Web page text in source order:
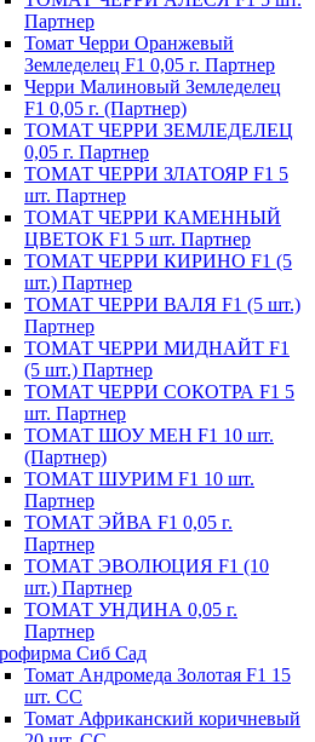
Партнер
Томат Черри Оранжевый
Земледелец F1 0,05 г. Партнер
Черри Малиновый Земледелец
F1 0,05 г. (Партнер)
ТОМАТ ЧЕРРИ ЗЕМЛЕДЕЛЕЦ
0,05 г. Партнер
ТОМАТ ЧЕРРИ ЗЛАТОЯР F1 5
шт. Партнер
ТОМАТ ЧЕРРИ КАМЕННЫЙ
ЦВЕТОК F1 5 шт. Партнер
ТОМАТ ЧЕРРИ КИРИНО F1 (5
шт.) Партнер
ТОМАТ ЧЕРРИ ВАЛЯ F1 (5 шт.)
Партнер
ТОМАТ ЧЕРРИ МИДНАЙТ F1
(5 шт.) Партнер
ТОМАТ ЧЕРРИ СОКОТРА F1 5
шт. Партнер
ТОМАТ ШОУ МЕН F1 10 шт.
(Партнер)
ТОМАТ ШУРИМ F1 10 шт.
Партнер
ТОМАТ ЭЙВА F1 0,05 г.
Партнер
ТОМАТ ЭВОЛЮЦИЯ F1 (10
шт.) Партнер
ТОМАТ УНДИНА 0,05 г.
Партнер
Сиб Сад
Томат Андромеда Золотая F1 15
шт. СС
Томат Африканский коричневый